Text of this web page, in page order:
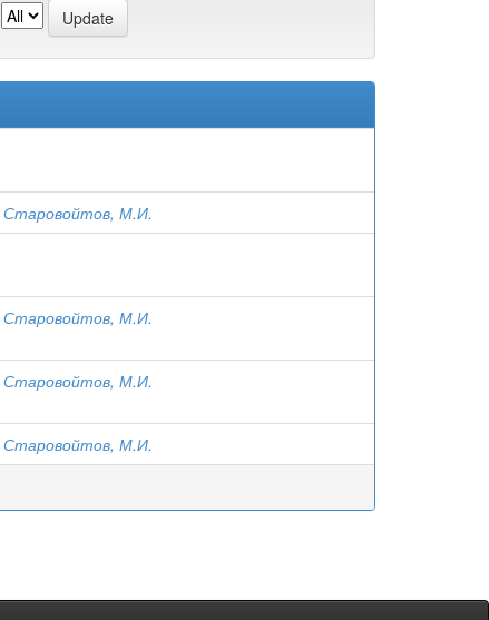
Старовойтов, М.И.
Старовойтов, М.И.
Старовойтов, М.И.
Старовойтов, М.И.